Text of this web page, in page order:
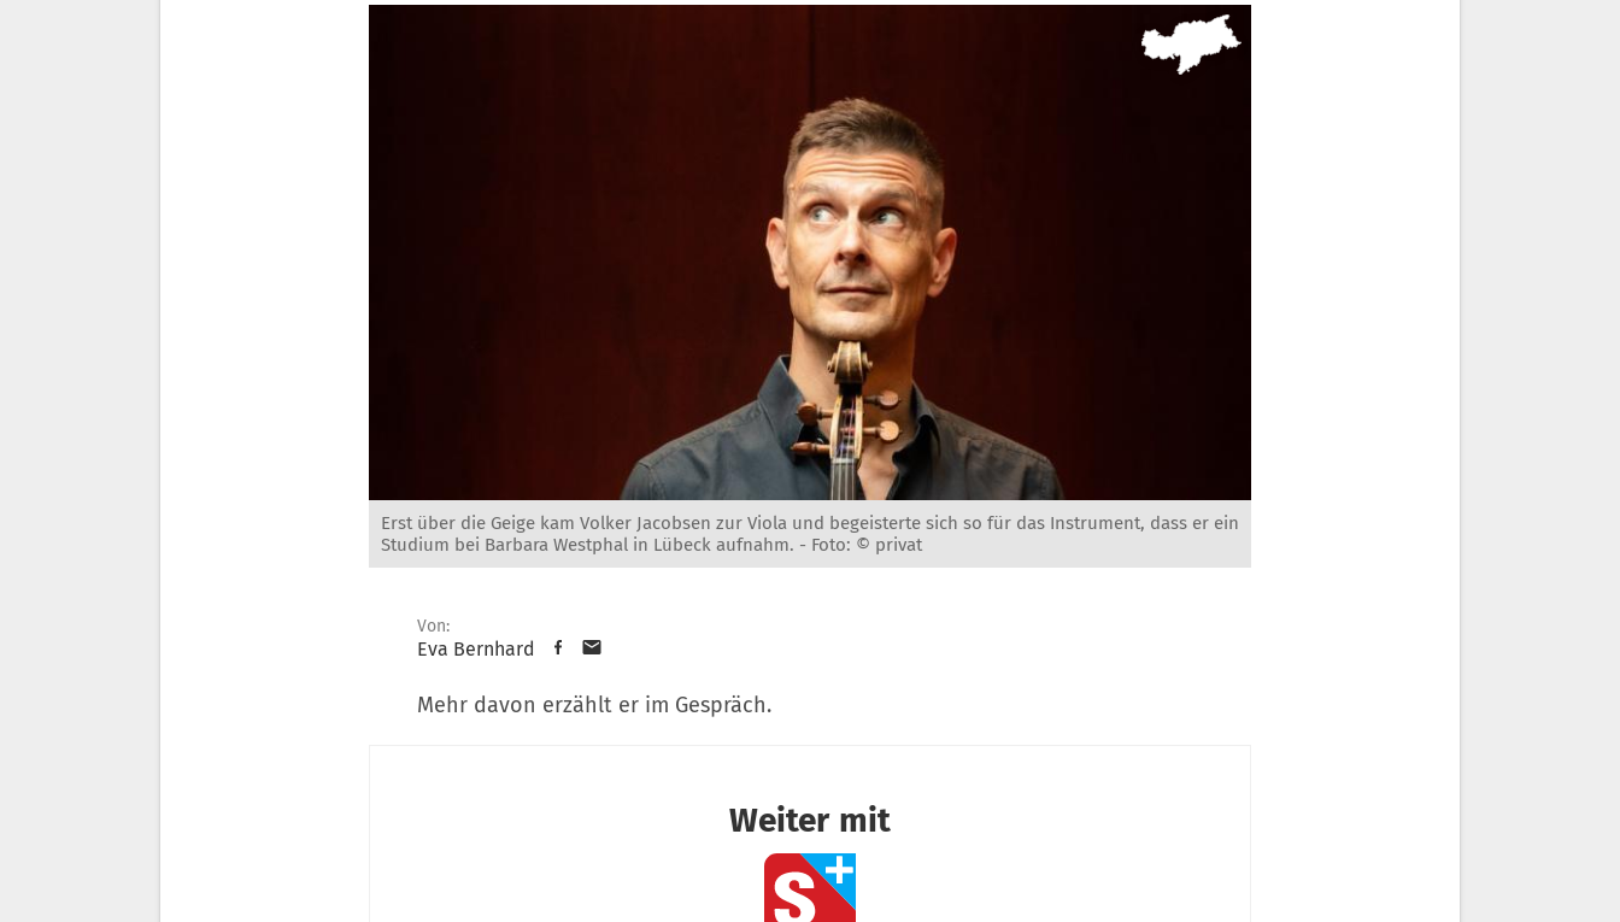
Erst über die Geige kam Volker Jacobsen zur Viola und begeisterte sich so für das Instrument, dass er ein
Studium bei Barbara Westphal in Lübeck aufnahm. - Foto: © privat
Von:
Eva Bernhard
Mehr davon erzählt er im Gespräch.